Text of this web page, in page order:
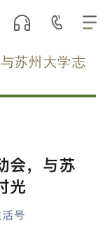
苏州大学志